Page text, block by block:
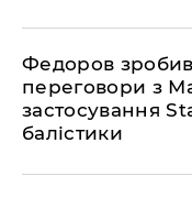
Федоров
переговори з
застосування
балістики